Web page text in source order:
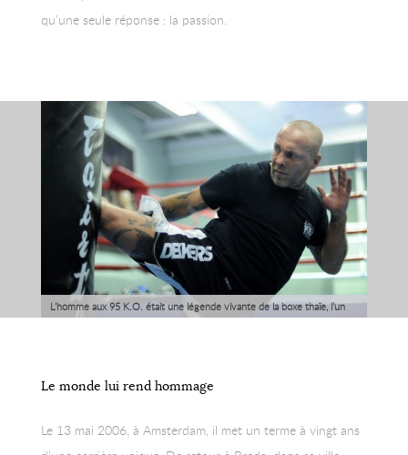
qu’une seule réponse : la passion.
L’homme aux 95 K.O. était une légende vivante de la boxe thaïe, l’un
Le monde lui rend hommage
Le 13 mai 2006, à Amsterdam, il met un terme à vingt ans